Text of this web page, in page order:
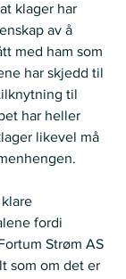
klager har
av å
med ham som
har skjedd til
til
har heller
likevel må
fordi
Strøm AS
som om det er